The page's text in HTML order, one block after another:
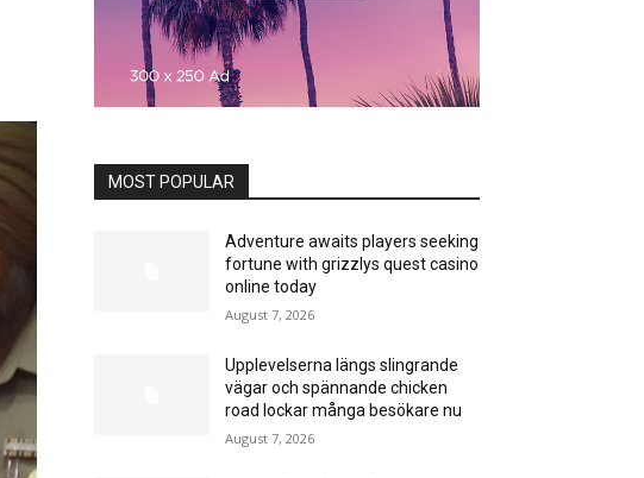
MOST POPULAR
Adventure awaits players seeking
fortune with grizzlys quest casino
online today
August 7, 2026
Upplevelserna längs slingrande
vägar och spännande chicken
road lockar många besökare nu
August 7, 2026